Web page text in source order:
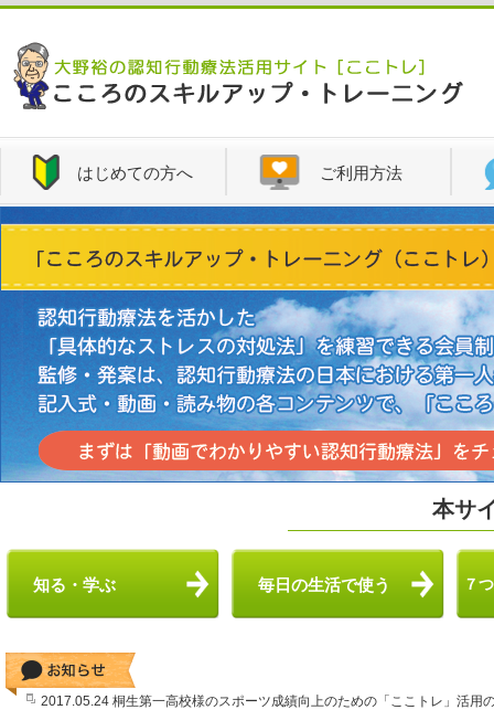
はじめての方へ ご利用方法
本サ
知る・学ぶ 毎日の生活で使う ７
2017.05.24 桐生第一高校様のスポーツ成績向上のための「ここトレ」活用